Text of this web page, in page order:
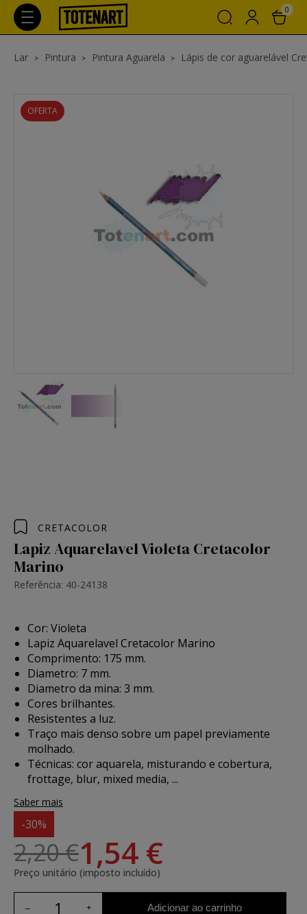
0
Lar Pintura Pintura Aguarela Lápis de cor aguarelável
OFERTA
CRETACOLOR
Lapiz Aquarelavel Violeta Cretacolor
Marino
Referência: 40-24138
Cor: Violeta
Lapiz Aquarelavel Cretacolor Marino
Comprimento: 175 mm.
Diametro: 7 mm.
Diametro da mina: 3 mm.
Cores brilhantes.
Resistentes a luz.
Traço mais denso sobre um papel previamente
molhado.
Técnicas: cor aquarela, misturando e cobertura,
frottage, blur, mixed media, ...
Saber mais
-30%
2,20 €1,54 €
Preço unitário (imposto incluído)
Adicionar ao carrinho